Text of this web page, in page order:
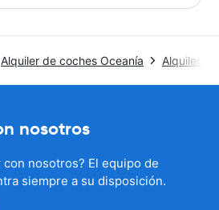
Alquiler de coches Oceanía Alquiler
nosotros
nosotros? El equipo de
siempre a su disposición.